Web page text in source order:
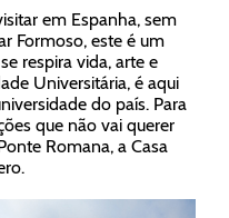
em Espanha, sem
Formoso, este é um
respira vida, arte e
Universitária, é aqui
do país. Para
que não vai querer
Romana, a Casa